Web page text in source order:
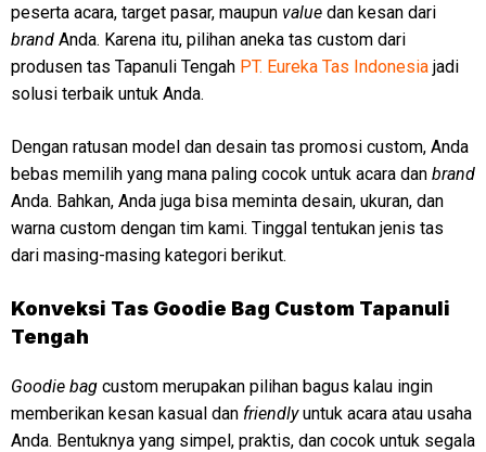
peserta acara, target pasar, maupun value dan kesan dari
brand Anda. Karena itu, pilihan aneka tas custom dari
produsen tas Tapanuli Tengah PT. Eureka Tas Indonesia jadi
solusi terbaik untuk Anda.
Dengan ratusan model dan desain tas promosi custom, Anda
bebas memilih yang mana paling cocok untuk acara dan brand
Anda. Bahkan, Anda juga bisa meminta desain, ukuran, dan
warna custom dengan tim kami. Tinggal tentukan jenis tas
dari masing-masing kategori berikut.
Konveksi Tas Goodie Bag Custom Tapanuli
Tengah
Goodie bag custom merupakan pilihan bagus kalau ingin
memberikan kesan kasual dan friendlyuntuk acara atau usaha
Anda. Bentuknya yang simpel, praktis, dan cocok untuk segala